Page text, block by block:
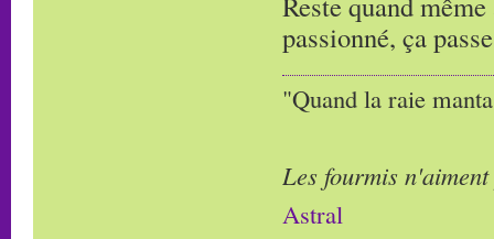
passionné, ça
"Quand la raie
Les fourmis
Astral